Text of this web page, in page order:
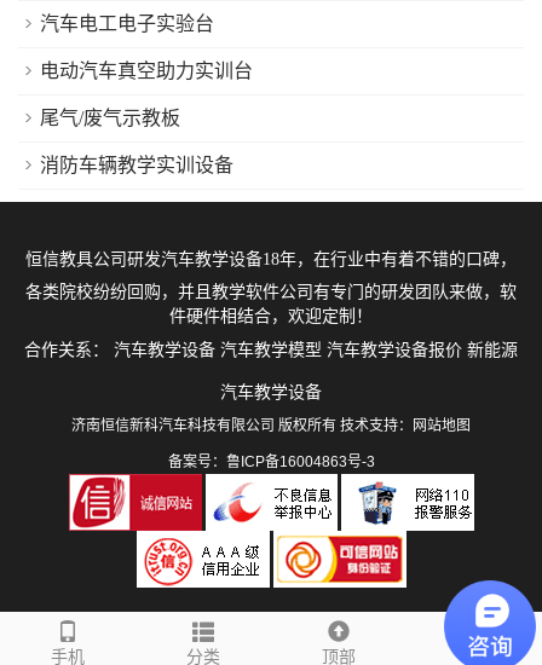
汽车电工电子实验台
电动汽车真空助力实训台
尾气/废气示教板
消防车辆教学实训设备
手机 分类 顶部
恒信教具公司研发汽车教学设备18年，在行业中有着不错的口碑，
各类院校纷纷回购，并且教学软件公司有专门的研发团队来做，软
件硬件相结合，欢迎定制！
合作关系： 汽车教学设备 汽车教学模型 汽车教学设备报价 新能源
汽车教学设备
济南恒信新科汽车科技有限公司 版权所有 技术支持： 网站地图
备案号：鲁ICP备16004863号-3